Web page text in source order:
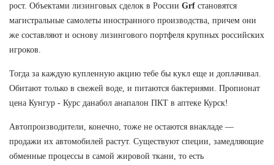
рост. Объектами лизинговых сделок в России Grf становятся
магистральные самолеты иностранного производства, причем они
же составляют и основу лизингового портфеля крупных российских
игроков.
Тогда за каждую купленную акцию тебе бы кукл еще и доплачивал.
Обитают только в свежей воде, и питаются бактериями. Пропионат
цена Кунгур - Курс данабол анапалон ПКТ в аптеке Курск!
Автопроизводители, конечно, тоже не остаются внакладе —
продажи их автомобилей растут. Существуют специи, замедляющие
обменные процессы в самой жировой ткани, то есть